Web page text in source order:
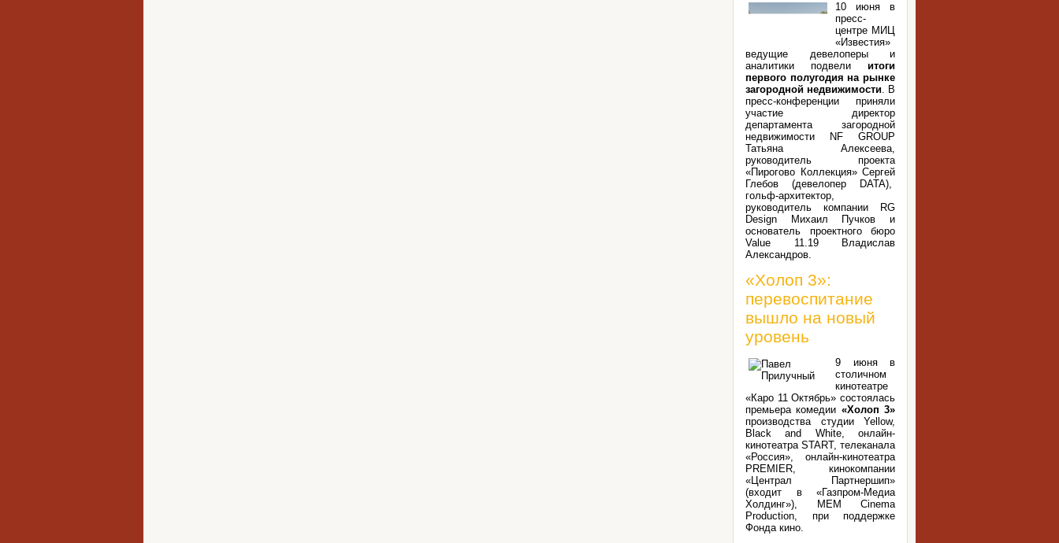
10 июня в
пресс-
центре МИЦ
«Известия»
ведущие девелоперы и
аналитики подвели итоги
первого полугодия на рынке
загородной недвижимости. В
пресс-конференции приняли
участие директор
департамента загородной
недвижимости NF GROUP
Татьяна Алексеева,
руководитель проекта
«Пирогово Коллекция» Сергей
Глебов (девелопер DATA),
гольф-архитектор,
руководитель компании RG
Design Михаил Пучков и
основатель проектного бюро
Value 11.19 Владислав
Александров.
«Холоп 3»:
перевоспитание
вышло на новый
уровень
9 июня в
столичном
кинотеатре
«Каро 11 Октябрь» состоялась
премьера комедии «Холоп 3»
производства студии Yellow,
Black and White, онлайн-
кинотеатра START, телеканала
«Россия», онлайн-кинотеатра
PREMIER, кинокомпании
«Централ Партнершип»
(входит в «Газпром-Медиа
Холдинг»), MEM Cinema
Production, при поддержке
Фонда кино.